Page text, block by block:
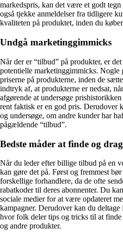
markedspris, kan det være et godt
også tjekke anmeldelser fra tidligere
kvaliteten på produktet, inden du
Undgå marketinggimmicks
Når der er “tilbud” på produkter, er
potentielle marketinggimmicks. Nogle
priserne på produkterne, inden de
indtryk af, at produkterne er nedsat,
afgørende at undersøge
rent faktisk er en god pris. Derudover
og undersøge, om andre kunder har
pågældende “tilbud”.
Bedste måder at finde og
Når du leder efter billige tilbud på en
kan gøre det på. Først og fremmest
forskellige forhandlere, da de ofte
rabatkoder til deres abonnenter. Du
sociale medier for at være opdateret
kampagner. Derudover kan du
hvor folk deler tips og tricks til at
og andre produkter.